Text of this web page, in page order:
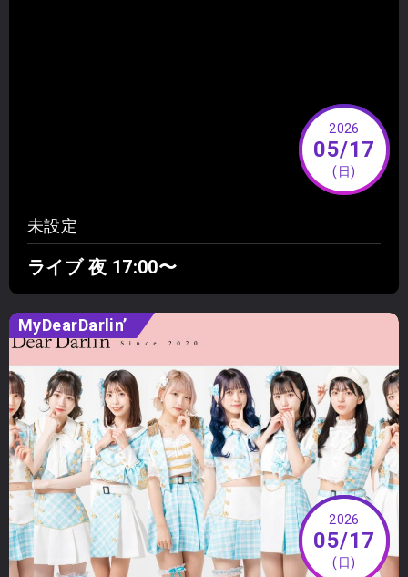
2026
05/17
(日)
未設定
ライブ 夜 17:00〜
MyDearDarlin’
2026
05/17
(日)